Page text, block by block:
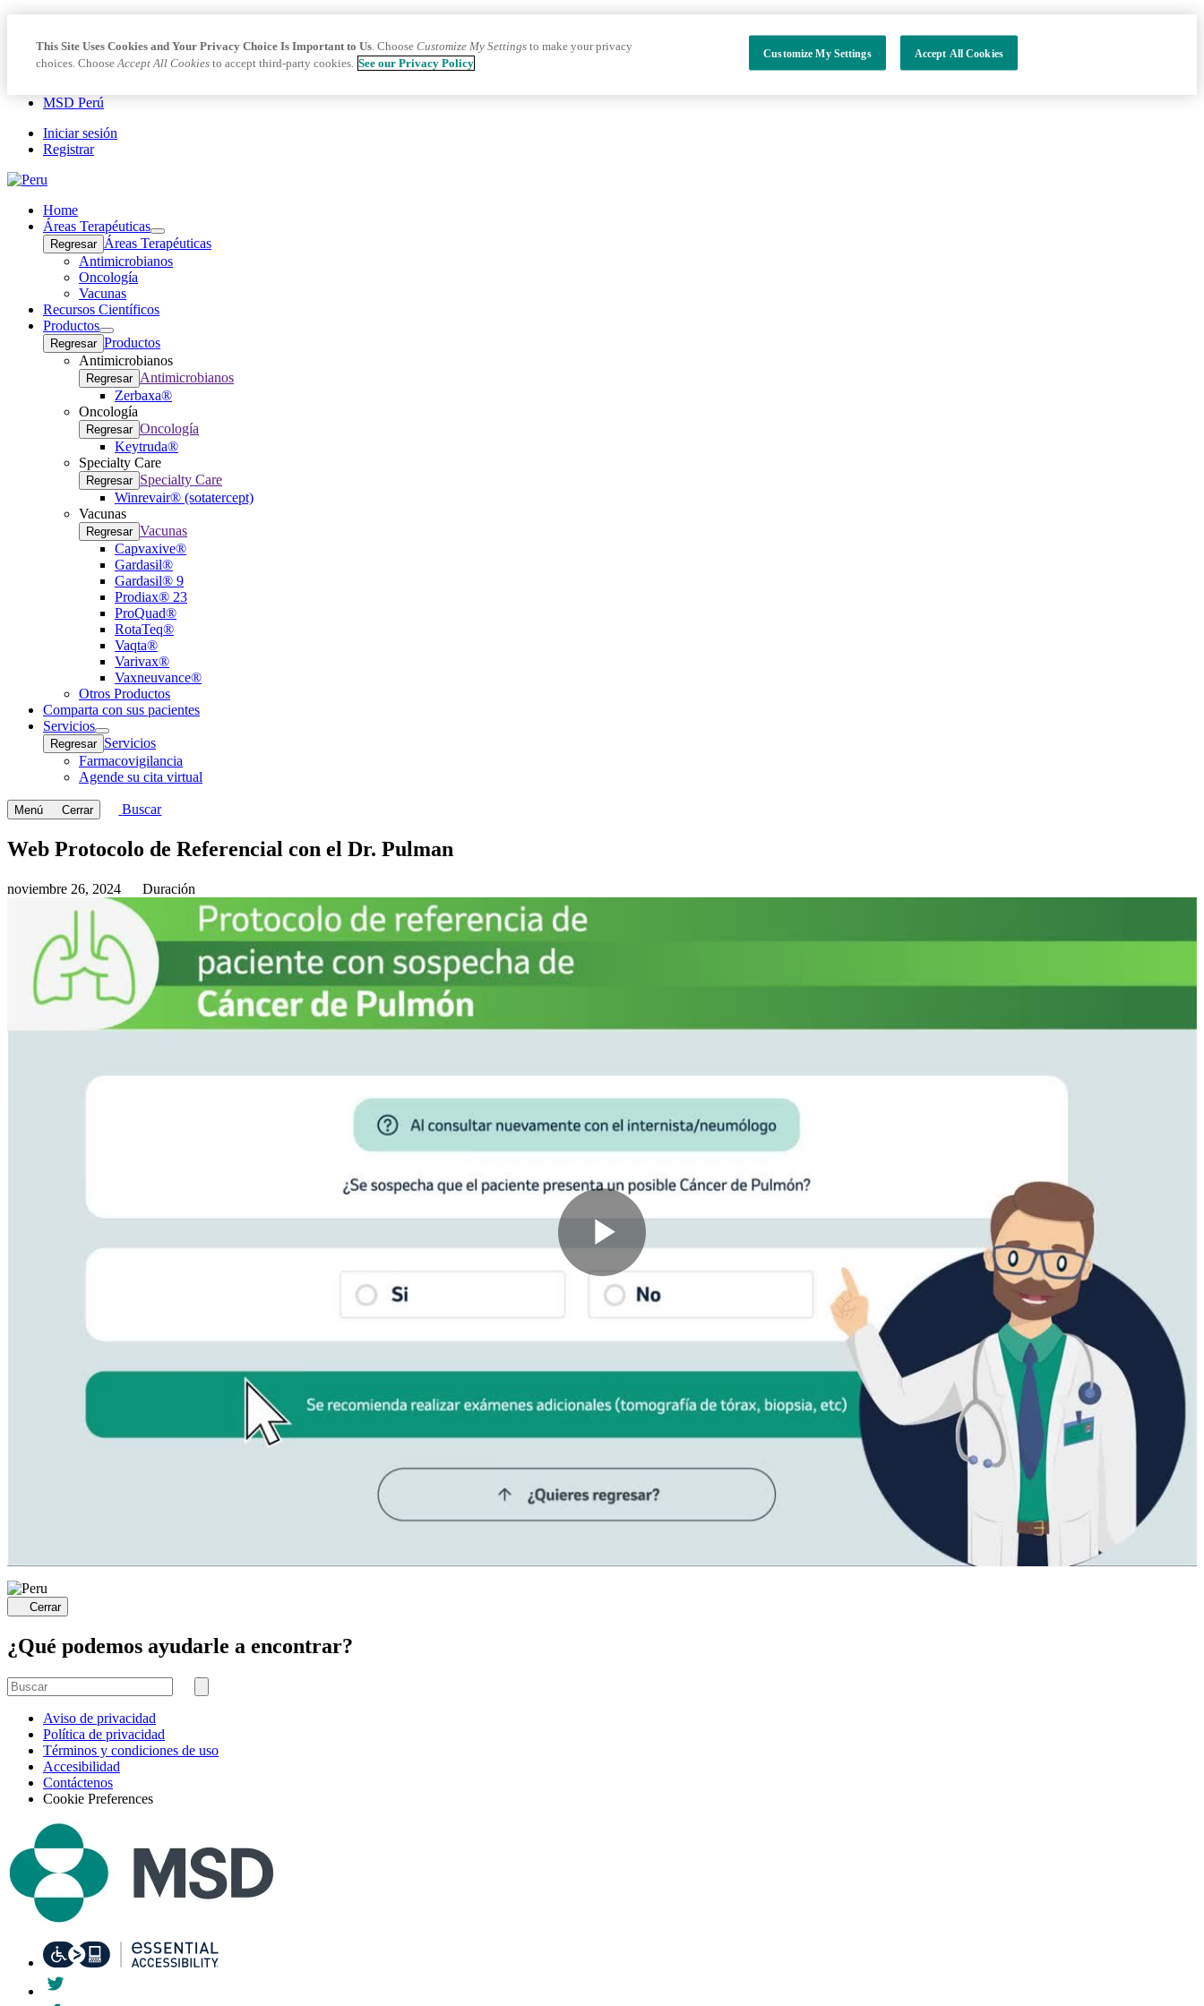
MSD Perú
Iniciar sesión
Registrar
Home
Áreas Terapéuticas
Open
submenu
Regresar Áreas Terapéuticas
Antimicrobianos
Oncología
Vacunas
Recursos Científicos
Productos
Open
submenu
Regresar Productos
Antimicrobianos
Regresar Antimicrobianos
Zerbaxa®
Oncología
Regresar Oncología
Keytruda®
Specialty Care
Regresar Specialty Care
Winrevair® (sotatercept)
Vacunas
Regresar Vacunas
Capvaxive®
Gardasil®
Gardasil® 9
Prodiax® 23
ProQuad®
RotaTeq®
Vaqta®
Varivax®
Vaxneuvance®
Otros Productos
Comparta con sus pacientes
Servicios
Open
submenu
Regresar Servicios
Farmacovigilancia
Agende su cita virtual
Menú Cerrar Buscar
Web Protocolo de Referencial con el Dr. Pulman
noviembre 26, 2024 Duración
Play
Video
Cerrar
¿Qué podemos ayudarle a encontrar?
Buscar
por
Buscar
Aviso de privacidad
Política de privacidad
Términos y condiciones de uso
Accesibilidad
Contáctenos
Cookie Preferences
This Site Uses Cookies and Your Privacy Choice Is Important to Us. Choose Customize My Settings to make your privacy
choices. ChooseAccept All Cookies to accept third-party cookies. See our Privacy Policy
Customize My Settings Accept All Cookies